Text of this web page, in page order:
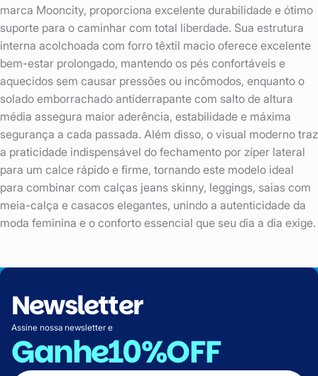
marca Mooncity, proporciona excelente durabilidade e ótimo
suporte para o caminhar com total liberdade. Sua estrutura
interna acolchoada com forro têxtil macio oferece excelente
bem-estar prolongado, mantendo os pés confortáveis e
aquecidos sem causar pressões ou incômodos, enquanto o
solado emborrachado antiderrapante com salto de altura
média assegura maior aderência, estabilidade e máxima
segurança a cada passada. Além disso, o visual moderno traz
a praticidade indispensável do fechamento por zíper lateral
para um calce rápido e firme, tornando este modelo ideal
para combinar com calças jeans skinny, leggings, saias com
meia-calça e casacos elegantes, unindo a autenticidade da
moda feminina e o conforto essencial que seu dia a dia exige.
Newsletter
Assine nossa newsletter e
Ganhe10%OFF